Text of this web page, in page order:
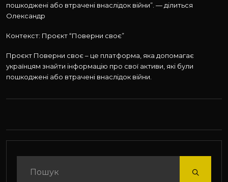
пошкоджені або втрачені внаслідок війни”. — ділиться
Олександр
Контекст: Проєкт “Поверни своє”
Проєкт Поверни своє – це платформа, яка допомагає
українцям знайти інформацію про свої активи, які були
пошкоджені або втрачені внаслідок війни.